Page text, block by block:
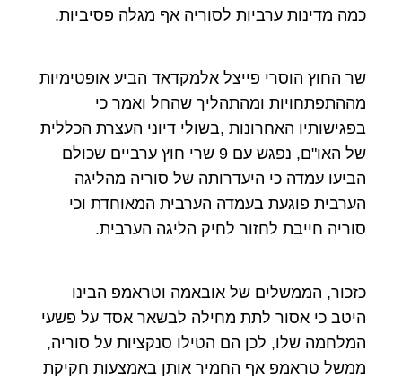
כמה מדינות ערביות לסוריה אף מגלה פסיביות.
שר החוץ הוסרי פייצל אלמקדאד הביע אופטימיות
מההתפתחויות ומהתהליך שהחל ואמר כי
בפגישותיו האחרונות ,בשולי דיוני העצרת הכללית
של האו"ם, נפגש עם 9 שרי חוץ ערביים שכולם
הביעו עמדה כי היעדרותה של סוריה מהליגה
הערבית פוגעת בעמדה הערבית המאוחדת וכי
סוריה חייבת לחזור לחיק הליגה הערבית.
כזכור, הממשלים של אובאמה וטראמפ הבינו
היטב כי אסור לתת מחילה לבשאר אסד על פשעי
המלחמה שלו, לכן הם הטילו סנקציות על סוריה,
ממשל טראמפ אף החמיר אותן באמצעות חקיקת